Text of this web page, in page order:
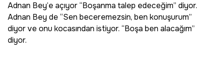
Adnan Bey’e açıyor “Boşanma talep edeceğim” diyor.
Adnan Bey de “Sen beceremezsin, ben konuşurum”
diyor ve onu kocasından istiyor. “Boşa ben alacağım”
diyor.